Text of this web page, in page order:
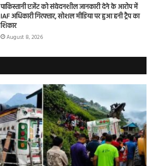
पाकिस्तानी एजेंट को संवेदनशील जानकारी देने के आरोप में
IAF अधिकारी गिरफ्तार, सोशल मीडिया पर हुआ हनी ट्रैप का
शिकार
August 8, 2026